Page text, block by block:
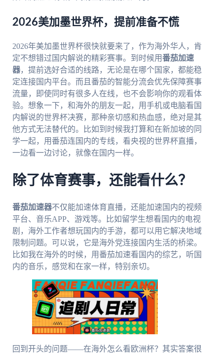
2026美加墨世界杯，提前准备不慌
2026年美加墨世界杯很快就要来了，作为海外华人，肯
定不想错过国内解说的精彩赛事。到时候用番茄加速
器，提前选好合适的线路，无论是在哪个国家，都能稳
定连接国内平台。而且番茄的智能分流会优先保障赛事
流量，即使同时有很多人在线，也不会影响你的观看体
验。想象一下，和海外的朋友一起，用手机或电脑看国
内解说的世界杯决赛，那种亲切感和热血感，绝对是其
他方式无法替代的。比如到时候我打算和在新加坡的同
学一起，用番茄连国内的专线，看央视的世界杯直播，
一边看一边讨论，就像在国内一样。
除了体育赛事，还能看什么？
番茄加速器不仅能加速体育直播，还能加速国内的视频
平台、音乐APP、游戏等。比如留学生想看国内的电视
剧，海外工作者想玩国内的手游，都可以用它解决地域
限制问题。可以说，它是海外党连接国内生活的桥梁。
比如我在海外的时候，用番茄加速看国内的综艺，听国
内的音乐，感觉和在家一样，特别亲切。
回到开头的问题——在海外怎么看欧洲杯？其实答案很